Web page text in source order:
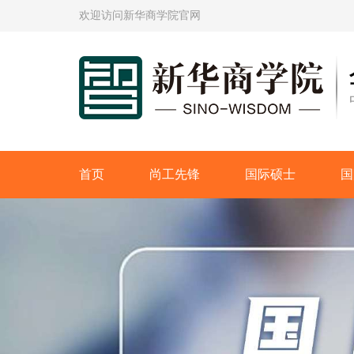
欢迎访问新华商学院官网
首页 尚工先锋 国际硕士